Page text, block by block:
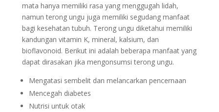
mata hanya memiliki rasa yang menggugah lidah,
namun terong ungu juga memiliki segudang manfaat
bagi kesehatan tubuh. Terong ungu diketahui memiliki
kandungan vitamin K, mineral, kalsium, dan
bioflavonoid. Berikut ini adalah beberapa manfaat yang
dapat dirasakan jika mengonsumsi terong ungu.
Mengatasi sembelit dan melancarkan pencernaan
Mencegah diabetes
Nutrisi untuk otak